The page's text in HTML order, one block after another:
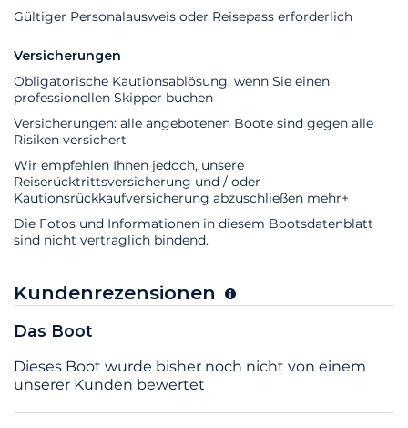
Gültiger Personalausweis oder Reisepass erforderlich
Versicherungen
Obligatorische Kautionsablösung, wenn Sie einen
professionellen Skipper buchen
Versicherungen: alle angebotenen Boote sind gegen alle
Risiken versichert
Wir empfehlen Ihnen jedoch, unsere
Reiserücktrittsversicherung und / oder
Kautionsrückkaufversicherung abzuschließen mehr+
Die Fotos und Informationen in diesem Bootsdatenblatt
sind nicht vertraglich bindend.
Kundenrezensionen
Das Boot
Dieses Boot wurde bisher noch nicht von einem
unserer Kunden bewertet